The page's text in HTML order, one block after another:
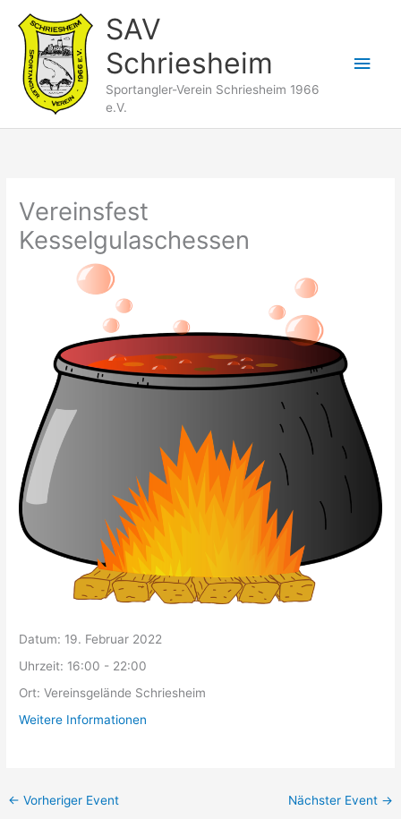
Inhalt
springen
SAV
Schriesheim
Sportangler-Verein Schriesheim 1966
e.V.
Vereinsfest
Kesselgulaschessen
Datum: 19. Februar 2022
Uhrzeit: 16:00 - 22:00
Ort:Vereinsgelände Schriesheim
Weitere Informationen
← Vorheriger Event Nächster Event →